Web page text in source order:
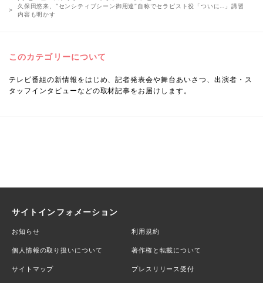
久保田悠来、“センシティブシーン御用達”自称でセラピスト役「ついに…」講習
内容も明かす
このカテゴリーについて
テレビ番組の新情報をはじめ、記者発表会や舞台あいさつ、出演者・ス
タッフインタビューなどの取材記事をお届けします。
サイトインフォメーション
お知らせ 利用規約
個人情報の取り扱いについて 著作権と転載について
サイトマップ プレスリリース受付